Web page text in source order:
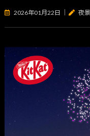
2026年01月22日 夜